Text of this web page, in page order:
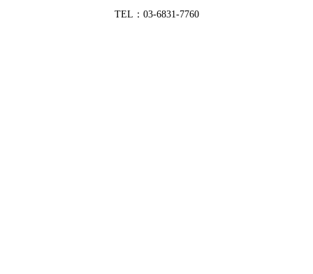
TEL：03-6831-7760